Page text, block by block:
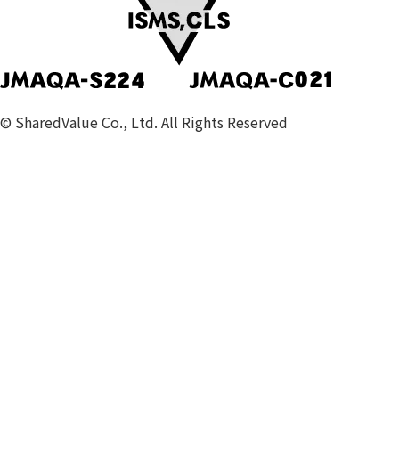
© SharedValue Co., Ltd. All Rights Reserved